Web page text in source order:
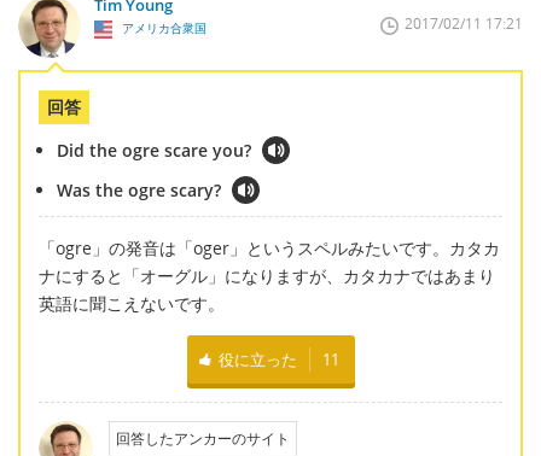
Tim Young
アメリカ合衆国 2017/02/11 17:21
回答
Did the ogre scare you?
Was the ogre scary?
「ogre」の発音は「oger」というスペルみたいです。カタカ
ナにすると「オーグル」になりますが、カタカナではあまり
英語に聞こえないです。
役に立った 11
回答したアンカーのサイト